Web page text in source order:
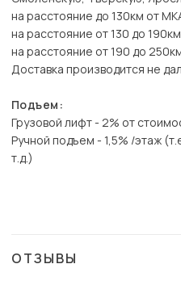
на расстояние до 130км от
на расстояние от 130 до
на расстояние от 190 до
Доставка производится не
Подъем:
Грузовой лифт - 2% от
Ручной подъем - 1,5% /этаж
т.д.)
ОТЗЫВЫ